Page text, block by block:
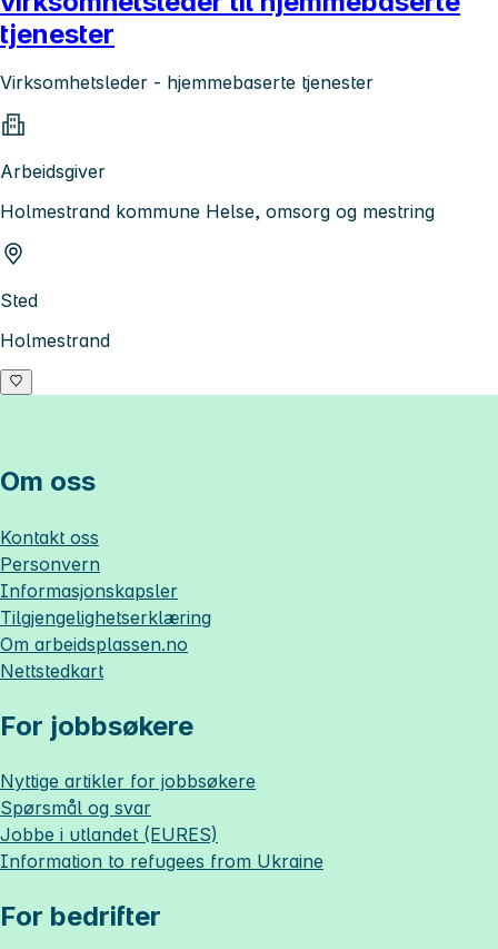
tjenester
Virksomhetsleder - hjemmebaserte tjenester
Arbeidsgiver
Holmestrand kommune Helse, omsorg og mestring
Sted
Holmestrand
Om oss
Kontakt oss
Personvern
Informasjonskapsler
Tilgjengelighetserklæring
Om arbeidsplassen.no
Nettstedkart
For jobbsøkere
Nyttige artikler for jobbsøkere
Spørsmål og svar
Jobbe i utlandet (EURES)
Information to refugees from Ukraine
For bedrifter